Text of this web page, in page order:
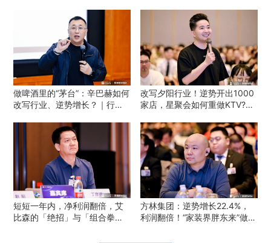
做啤酒里的“茅台”：辛巴赫如何
改写行业、逆势增长？｜行动
改写夕阳行业！逆势开出1000
家店，星聚会如何重做KTV?｜
短短一年内，净利润翻倍，艾
比森的「绝招」与「组合拳」
方林集团：逆势增长22.4%，
利润翻倍！“家装界胖东来”做对